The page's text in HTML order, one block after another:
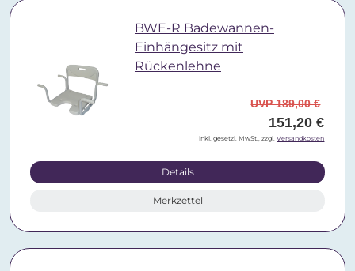
BWE-R Badewannen-
Einhängesitz mit
Rückenlehne
UVP 189,00 €
151,20 €
inkl. gesetzl. MwSt., zzgl.Versandkosten
Details
Merkzettel